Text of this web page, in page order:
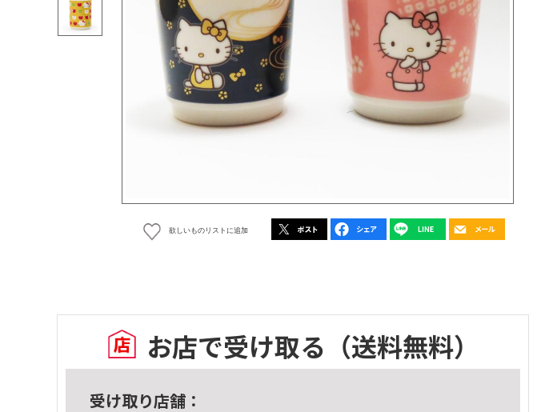
欲しいものリストに追加
お店で受け取る （送料無料）
受け取り店舗：